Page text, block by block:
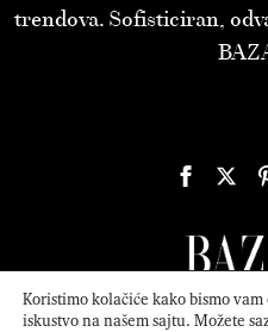
trendova. Sofisticiran,
Koristimo kolačiće kako bismo
iskustvo na našem sajtu. Možete